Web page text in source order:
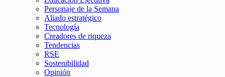
Personaje de la Semana
Aliado estratégico
Tecnología
Creadores de riqueza
Tendencias
RSE
Sostenibilidad
Opinión